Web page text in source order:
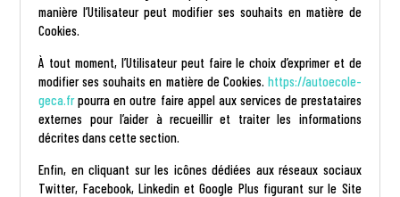
manière l’Utilisateur peut modifier ses souhaits en matière de
Cookies.
À tout moment, l’Utilisateur peut faire le choix d’exprimer et de
modifier ses souhaits en matière de Cookies. https://autoecole-
geca.fr pourra en outre faire appel aux services de prestataires
externes pour l’aider à recueillir et traiter les informations
décrites dans cette section.
Enfin, en cliquant sur les icônes dédiées aux réseaux sociaux
Twitter, Facebook, Linkedin et Google Plus figurant sur le Site